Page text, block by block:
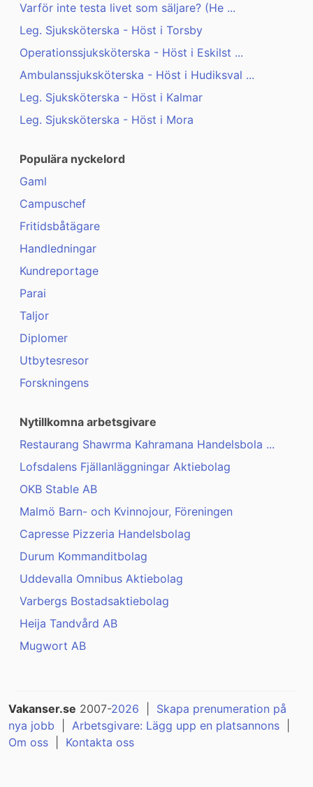
Varför inte testa livet som säljare? (He ...
Leg. Sjuksköterska - Höst i Torsby
Operationssjuksköterska - Höst i Eskilst ...
Ambulanssjuksköterska - Höst i Hudiksval ...
Leg. Sjuksköterska - Höst i Kalmar
Leg. Sjuksköterska - Höst i Mora
Populära nyckelord
Gaml
Campuschef
Fritidsbåtägare
Handledningar
Kundreportage
Parai
Taljor
Diplomer
Utbytesresor
Forskningens
Nytillkomna arbetsgivare
Restaurang Shawrma Kahramana Handelsbola ...
Lofsdalens Fjällanläggningar Aktiebolag
OKB Stable AB
Malmö Barn- och Kvinnojour, Föreningen
Capresse Pizzeria Handelsbolag
Durum Kommanditbolag
Uddevalla Omnibus Aktiebolag
Varbergs Bostadsaktiebolag
Heija Tandvård AB
Mugwort AB
Vakanser.se 2007-2026
Skapa prenumeration på
nya jobb
Arbetsgivare: Lägg upp en platsannons
Om oss
Kontakta oss